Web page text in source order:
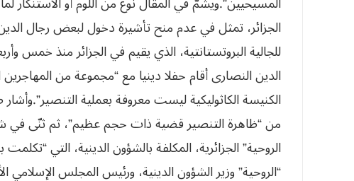
الجزائر، تمثل في عدم منح تأشيرة دخول لبعض رجال
‬الكنيسة‮
من “ظاهرة التنصير قضية ذات حجم عظيم”، ثم ثنّى
الروحية” الجزائرية، المكلفة بالشؤون الدينية، التي